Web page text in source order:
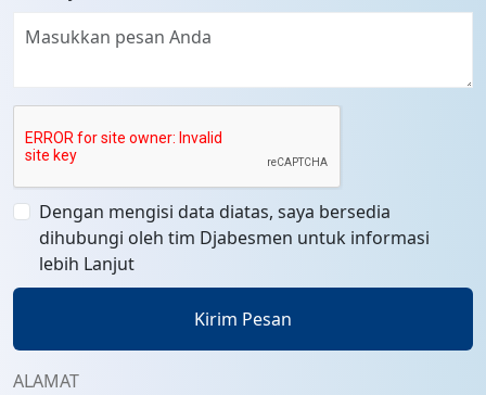
Dengan mengisi data diatas, saya bersedia
dihubungi oleh tim Djabesmen untuk informasi
lebih Lanjut
Kirim Pesan
ALAMAT